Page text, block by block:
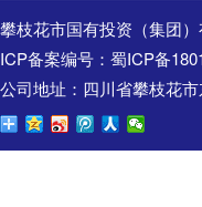
攀枝花市国有投资（集团
ICP备案编号： 蜀ICP备
公司地址：四川省攀枝花